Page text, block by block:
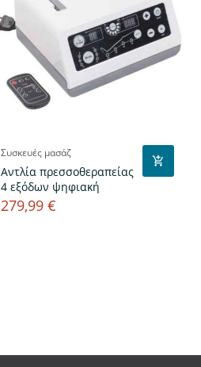
Συσκευές μασάζ
Αντλία πρεσσοθεραπείας
4 εξόδων ψηφιακή
Τιμή
279,99 €